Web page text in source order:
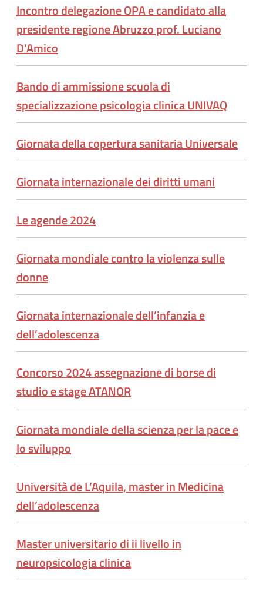
Incontro delegazione OPA e candidato alla
presidente regione Abruzzo prof. Luciano
D’Amico
Bando di ammissione scuola di
specializzazione psicologia clinica UNIVAQ
Giornata della copertura sanitaria Universale
Giornata internazionale dei diritti umani
Le agende 2024
Giornata mondiale contro la violenza sulle
donne
Giornata internazionale dell’infanzia e
dell’adolescenza
Concorso 2024 assegnazione di borse di
studio e stage ATANOR
Giornata mondiale della scienza per la pace e
lo sviluppo
Università de L’Aquila, master in Medicina
dell’adolescenza
Master universitario di ii livello in
neuropsicologia clinica